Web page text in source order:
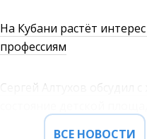
На Кубани растёт
профессиям
Сергей Алтухов обсудил с
ВСЕ НОВОСТИ